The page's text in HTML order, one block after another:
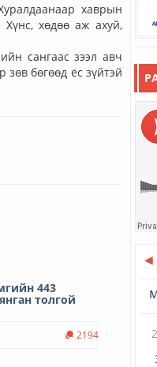
хаврын
хөдөө аж ахуй,
сангаас зээл авч
бөгөөд ёс зүйтэй
443
толгой
2194
◀